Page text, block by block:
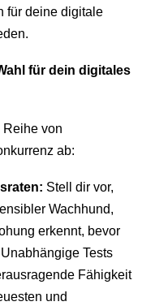
für deine digitale
für dein digitales
Reihe von
ab:
Stell dir vor,
Wachhund,
erkennt, bevor
Tests
Fähigkeit
und